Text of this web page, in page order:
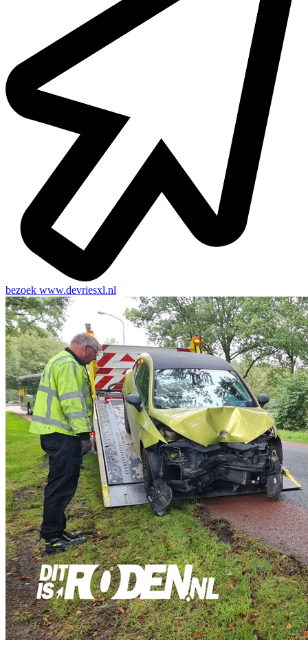
bezoek www.devriesxl.nl